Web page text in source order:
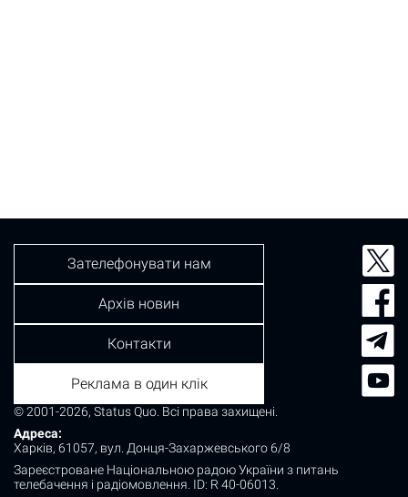
© 2001-2026, Status Quo. Всі права захищені.
Адреса:
Харків, 61057, вул. Донця-Захаржевського 6/8
Зареєстроване Національною радою України з питань
телебачення і радіомовлення. ID: R 40-06013.
Зателефонувати нам
Архів новин
Контакти
Реклама в один клік